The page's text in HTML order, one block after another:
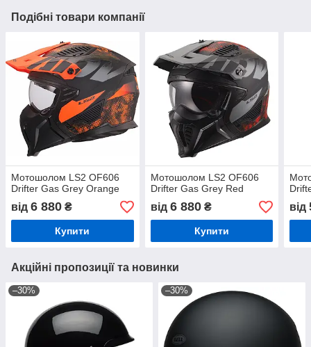
Подібні товари компанії
Мотошолом LS2 OF606
Drifter Gas Grey Orange
від 6 880 ₴
Купити
Мотошолом LS2 OF606
Drifter Gas Grey Red
від 6 880₴
Купити
від
Акційні пропозиції та новинки
–30% –30%